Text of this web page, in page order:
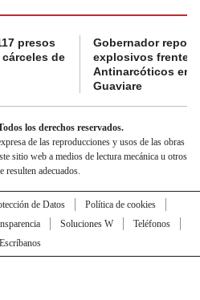
presos
de
Gobernador
explosivos frente a
Antinarcóticos en
Guaviare
los derechos reservados.
de las reproducciones y usos de las obras
sitio web a medios de lectura mecánica u otros
resulten adecuados.
de Datos
Política de cookies
Soluciones W
Teléfonos
Escríbanos